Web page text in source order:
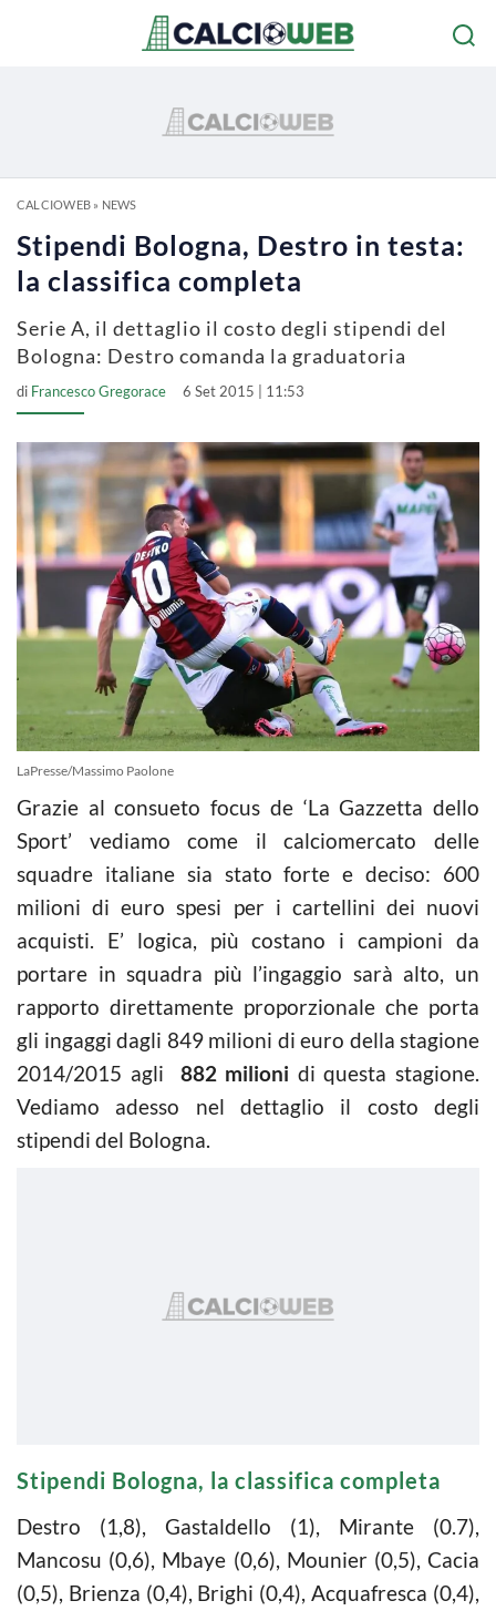
CALCIOWEB» NEWS
Stipendi Bologna, Destro in testa:
la classifica completa
Serie A, il dettaglio il costo degli stipendi del
Bologna: Destro comanda la graduatoria
di Francesco Gregorace 6 Set 2015 | 11:53
LaPresse/Massimo Paolone
Grazie al consueto focus de ‘La Gazzetta dello
Sport’ vediamo come il calciomercato delle
squadre italiane sia stato forte e deciso: 600
milioni di euro spesi per i cartellini dei nuovi
acquisti. E’ logica, più costano i campioni da
portare in squadra più l’ingaggio sarà alto, un
rapporto direttamente proporzionale che porta
gli ingaggi dagli 849 milioni di euro della stagione
2014/2015 agli 882 milioni di questa stagione.
Vediamo adesso nel dettaglio il costo degli
stipendi del Bologna.
Stipendi Bologna, la classifica completa
Destro (1,8), Gastaldello (1), Mirante (0.7),
Mancosu (0,6), Mbaye (0,6), Mounier (0,5), Cacia
(0,5), Brienza (0,4), Brighi (0,4), Acquafresca (0,4),